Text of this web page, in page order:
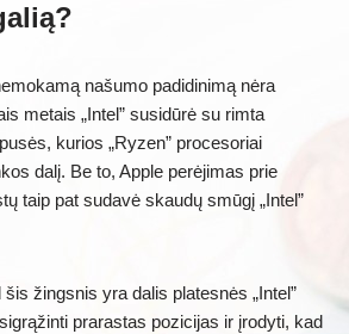
našumo padidinimą nėra
metais „Intel” susidūrė su rimta
kurios „Ryzen” procesoriai
dalį. Be to, Apple perėjimas prie
taip pat sudavė skaudų smūgį „Intel”
žingsnis yra dalis platesnės „Intel”
prarastas pozicijas ir įrodyti, kad